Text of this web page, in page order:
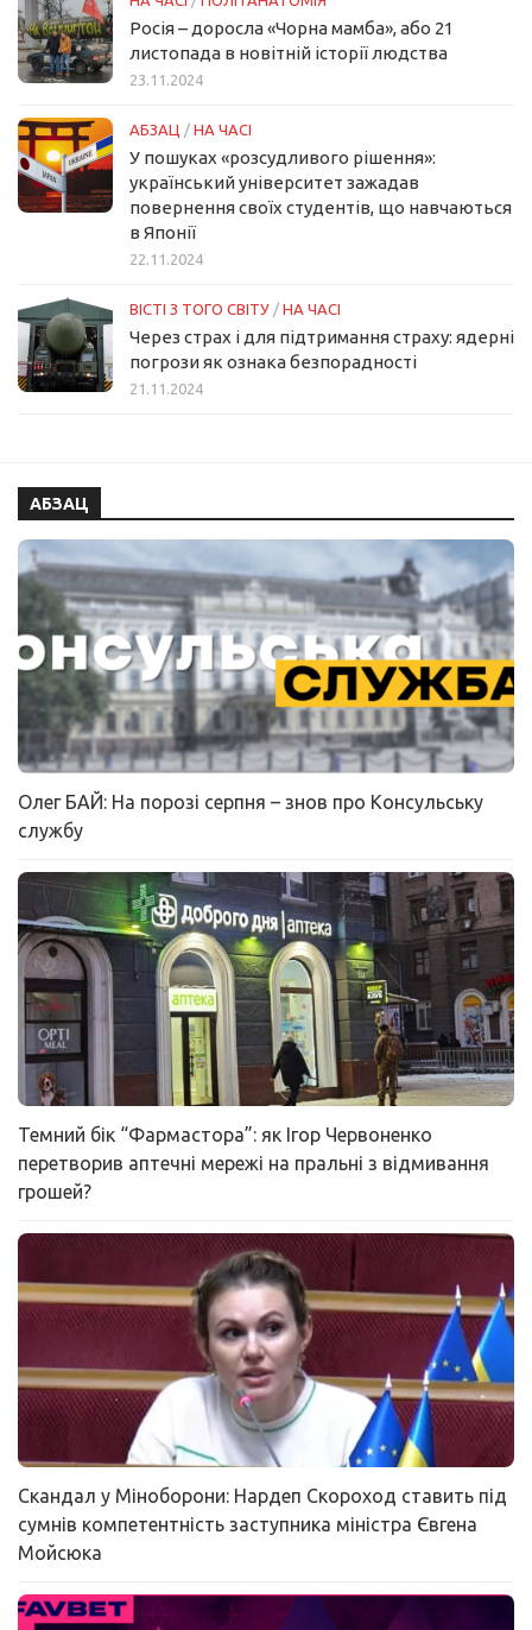
Росія – доросла «Чорна мамба», або 21
листопада в новітній історії людства
23.11.2024
АБЗАЦ / НА ЧАСІ
У пошуках «розсудливого рішення»:
український університет зажадав
повернення своїх студентів, що навчаються
в Японії
22.11.2024
ВІСТІ З ТОГО СВІТУ / НА ЧАСІ
Через страх і для підтримання страху: ядерні
погрози як ознака безпорадності
21.11.2024
АБЗАЦ
Олег БАЙ: На порозі серпня – знов про Консульську
службу
Темний бік “Фармастора”: як Ігор Червоненко
перетворив аптечні мережі на пральні з відмивання
грошей?
Скандал у Міноборони: Нардеп Скороход ставить під
сумнів компетентність заступника міністра Євгена
Мойсюка